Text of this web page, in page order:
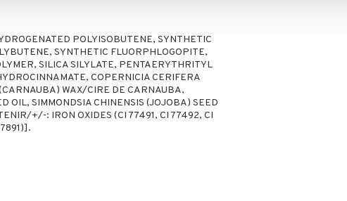
POLYISOBUTENE, SYNTHETIC
SYNTHETIC FLUORPHLOGOPITE,
SILICA SILYLATE, PENTAERYTHRITYL
COPERNICIA CERIFERA
WAX/CIRE DE CARNAUBA,
OIL, SIMMONDSIA CHINENSIS (JOJOBA) SEED
+/-: IRON OXIDES (CI 77491, CI 77492, CI